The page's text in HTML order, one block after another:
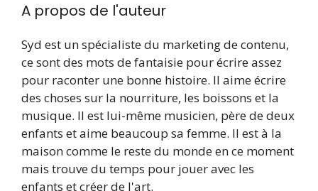
A propos de l'auteur
Syd est un spécialiste du marketing de contenu,
ce sont des mots de fantaisie pour écrire assez
pour raconter une bonne histoire. Il aime écrire
des choses sur la nourriture, les boissons et la
musique. Il est lui-même musicien, père de deux
enfants et aime beaucoup sa femme. Il est à la
maison comme le reste du monde en ce moment
mais trouve du temps pour jouer avec les
enfants et créer de l'art.